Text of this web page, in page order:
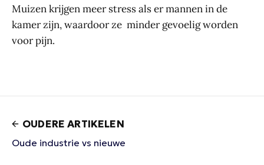
Muizen krijgen meer stress als er mannen in de
kamer zijn, waardoor ze minder gevoelig worden
voor pijn.
OUDERE ARTIKELEN
Oude industrie vs nieuwe